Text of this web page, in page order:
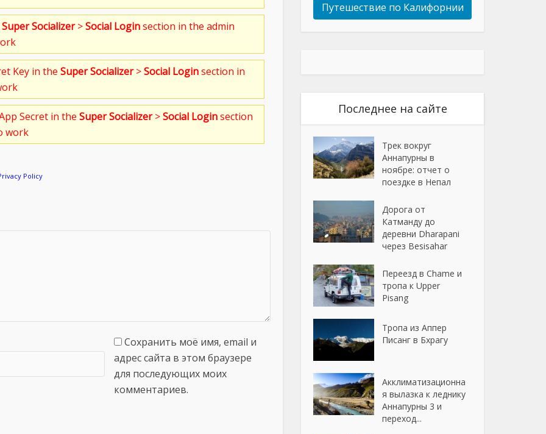
Super Socializer>Social Loginsection in the admin
Key in the Super Socializer>Social Loginsection in
Secret in the Super Socializer>Social Loginsection
work
Policy
Сохранить моё имя, email и
адрес сайта в этом браузере
для последующих моих
комментариев.
Путешествие по Калифорнии
Последнее на сайте
Трек вокруг
Аннапурны в
ноябре: отчет о
поездке в Непал
Дорога от
Катманду до
деревни Dharapani
через Besisahar
Переезд в Chame и
тропа к Upper
Pisang
Тропа из Аппер
Писанг в Бхрагу
Акклиматизационна
я вылазка к леднику
Аннапурны 3 и
переход...